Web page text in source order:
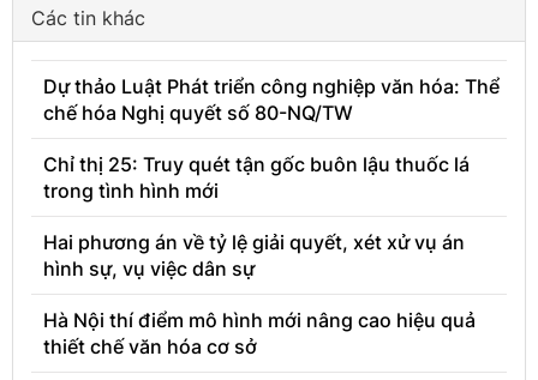
Các tin khác
Dự thảo Luật Phát triển công nghiệp văn hóa: Thể
chế hóa Nghị quyết số 80-NQ/TW
Chỉ thị 25: Truy quét tận gốc buôn lậu thuốc lá
trong tình hình mới
Hai phương án về tỷ lệ giải quyết, xét xử vụ án
hình sự, vụ việc dân sự
Hà Nội thí điểm mô hình mới nâng cao hiệu quả
thiết chế văn hóa cơ sở